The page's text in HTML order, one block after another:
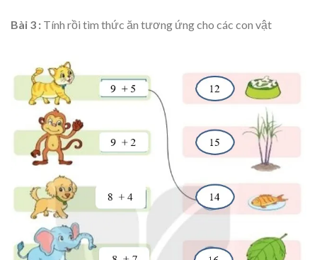
Bài 3 : Tính rồi tìm thức ăn tương ứng cho các con vật